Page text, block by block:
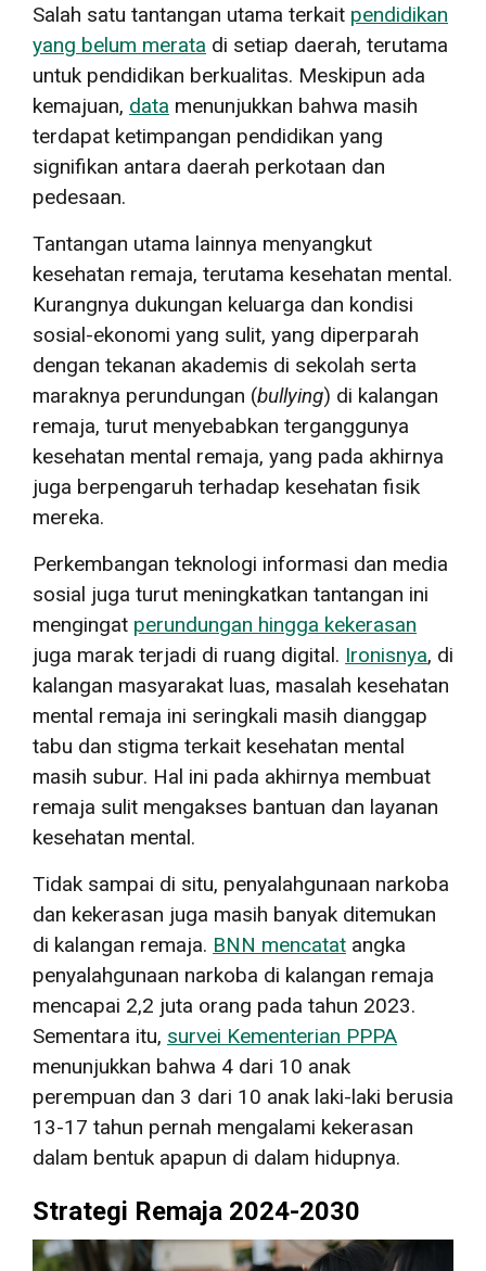
Salah satu tantangan utama terkait pendidikan
yang belum merata di setiap daerah, terutama
untuk pendidikan berkualitas. Meskipun ada
kemajuan, data menunjukkan bahwa masih
terdapat ketimpangan pendidikan yang
signifikan antara daerah perkotaan dan
pedesaan.
Tantangan utama lainnya menyangkut
kesehatan remaja, terutama kesehatan mental.
Kurangnya dukungan keluarga dan kondisi
sosial-ekonomi yang sulit, yang diperparah
dengan tekanan akademis di sekolah serta
maraknya perundungan (bullying) di kalangan
remaja, turut menyebabkan terganggunya
kesehatan mental remaja, yang pada akhirnya
juga berpengaruh terhadap kesehatan fisik
mereka.
Perkembangan teknologi informasi dan media
sosial juga turut meningkatkan tantangan ini
mengingat perundungan hingga kekerasan
juga marak terjadi di ruang digital. Ironisnya, di
kalangan masyarakat luas, masalah kesehatan
mental remaja ini seringkali masih dianggap
tabu dan stigma terkait kesehatan mental
masih subur. Hal ini pada akhirnya membuat
remaja sulit mengakses bantuan dan layanan
kesehatan mental.
Tidak sampai di situ, penyalahgunaan narkoba
dan kekerasan juga masih banyak ditemukan
di kalangan remaja. BNN mencatat angka
penyalahgunaan narkoba di kalangan remaja
mencapai 2,2 juta orang pada tahun 2023.
Sementara itu, survei Kementerian PPPA
menunjukkan bahwa 4 dari 10 anak
perempuan dan 3 dari 10 anak laki-laki berusia
13-17 tahun pernah mengalami kekerasan
dalam bentuk apapun di dalam hidupnya.
Strategi Remaja 2024-2030